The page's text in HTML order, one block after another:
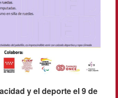
y el deporte el 9 de